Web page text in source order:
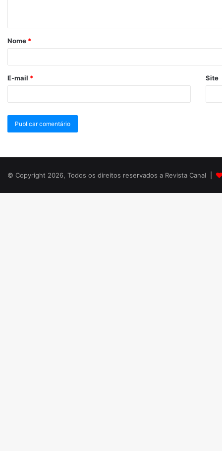
Nome *
E-mail * Site
© Copyright 2026, Todos os direitos reservados a Revista Canal |